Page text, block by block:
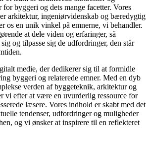
for byggeri og dets mange facetter. Vores
arkitektur, ingeniørvidenskab og bæredygtig
os en unik vinkel på emnerne, vi behandler.
at dele viden og erfaringer, så
og tilpasse sig de udfordringer, den står
medie, der dedikerer sig til at formidle
byggeri og relaterede emner. Med en dyb
verden af byggeteknik, arkitektur og
vi efter at være en uvurderlig ressource for
læsere. Vores indhold er skabt med det
tendenser, udfordringer og muligheder
og vi ønsker at inspirere til en reflekteret